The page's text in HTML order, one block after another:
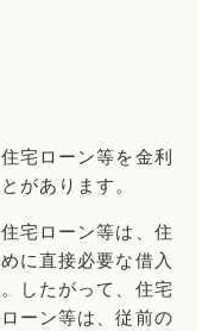
宅ローン等を金利
があります。
宅ローン等は、住
に直接必要な借入
したがって、住宅
ーン等は、従前の